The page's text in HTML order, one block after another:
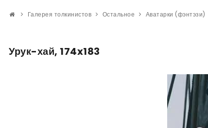
Галерея толкинистов Остальное Аватарки (фэнтэзи)
Урук-хай, 174x183